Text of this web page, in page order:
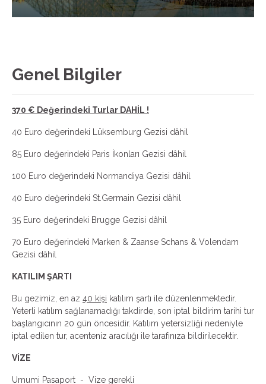
Genel Bilgiler
370 € Değerindeki Turlar DAHİL !
40 Euro değerindeki Lüksemburg Gezisi dâhil
85 Euro değerindeki Paris İkonları Gezisi dâhil
100 Euro değerindeki Normandiya Gezisi dâhil
40 Euro değerindeki St.Germain Gezisi dâhil
35 Euro değerindeki Brugge Gezisi dâhil
70 Euro değerindeki Marken & Zaanse Schans & Volendam
Gezisi dâhil
KATILIM ŞARTI
Bu gezimiz, en az 40 kişi katılım şartı ile düzenlenmektedir.
Yeterli katılım sağlanamadığı takdirde, son iptal bildirim tarihi tur
başlangıcının 20 gün öncesidir. Katılım yetersizliği nedeniyle
iptal edilen tur, acenteniz aracılığı ile tarafınıza bildirilecektir.
VİZE
Umumi Pasaport - Vize gerekli